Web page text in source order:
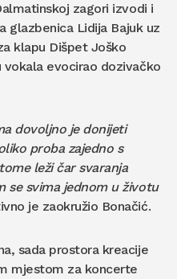
zagori izvodi i
glazbenica Lidija Bajuk uz
klapu Dišpet Joško
evocirao dozivačko
dovoljno je donijeti
proba zajedno s
leži čar svaranja
se svima jednom u životu
je zaokružio Bonačić.
sada prostora kreacije
mjestom za koncerte